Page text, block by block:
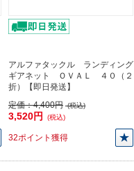
アルファタックル ランディング
ギアネット ＯＶＡＬ ４０（２
折）【即日発送】
定価：4,400円 (税込)
3,520円 (税込)
32ポイント獲得